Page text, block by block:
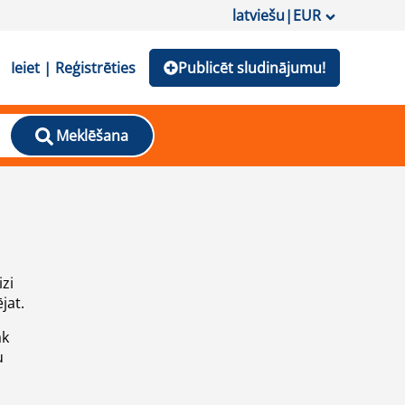
latviešu|EUR
Ieiet | Reģistrēties Publicēt sludinājumu!
Meklēšana